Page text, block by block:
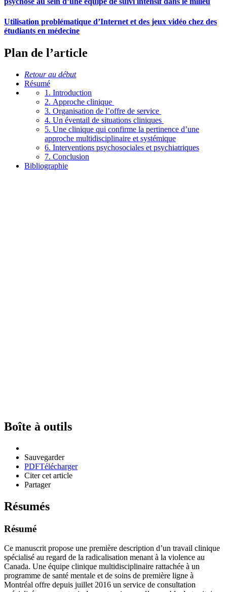
Utilisation problématique d’Internet et des jeux vidéo chez des
étudiants en médecine
Plan de l’article
Retour au début
Résumé
1. Introduction
2. Approche clinique
3. Organisation de l’offre de service
4. Un éventail de situations cliniques
5. Une clinique qui confirme la pertinence d’une
approche multidisciplinaire et systémique
6. Interventions psychosociales et psychiatriques
7. Conclusion
Bibliographie
Boîte à outils
Sauvegarder
PDFTélécharger
Citer cet article
Partager
Résumés
Résumé
Ce manuscrit propose une première description d’un travail clinique
spécialisé au regard de la radicalisation menant à la violence au
Canada. Une équipe clinique multidisciplinaire rattachée à un
programme de santé mentale et de soins de première ligne à
Montréal offre depuis juillet 2016 un service de consultation